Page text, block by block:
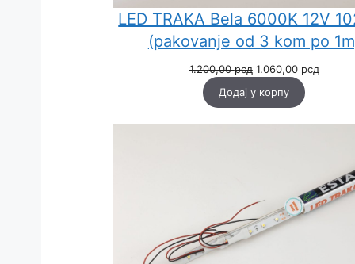
LED TRAKA Bela 6000K 12V
(pakovanje od 3 kom po
1.200,00рсд Оригинална
је
1.200,00 рсд.
1.060,00 рсд
Додај у корпу